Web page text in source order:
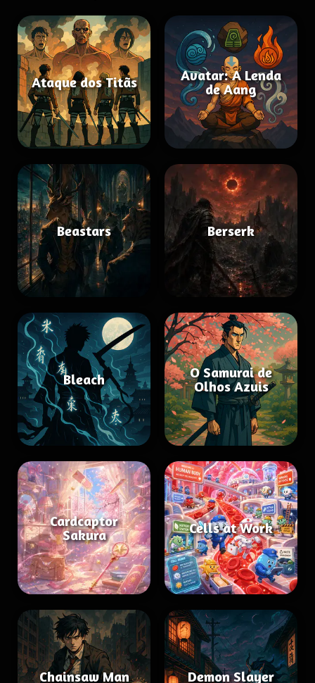
Ataque dos Titãs
Avatar: A Lenda
de Aang
Beastars Berserk
Bleach
O Samurai de
Olhos Azuis
Cardcaptor
Sakura
Cells at Work
Chainsaw Man Demon Slayer